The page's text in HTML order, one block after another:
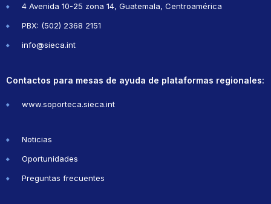
4 Avenida 10-25 zona 14, Guatemala, Centroamérica
PBX: (502) 2368 2151
info@sieca.int
Contactos para mesas de ayuda de plataformas regionales:
www.soporteca.sieca.int
Noticias
Oportunidades
Preguntas frecuentes